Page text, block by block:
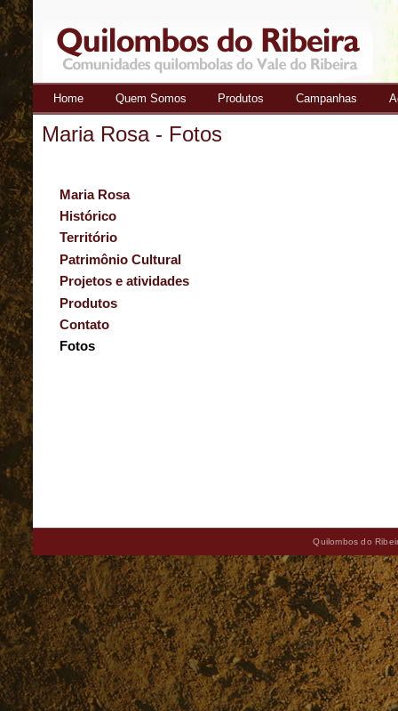
Quilombos
do Ribeira
Home Quem Somos Produtos Campanhas
Maria Rosa - Fotos
Maria Rosa
Histórico
Território
Patrimônio Cultural
Projetos e atividades
Produtos
Contato
Fotos
Quilombos do